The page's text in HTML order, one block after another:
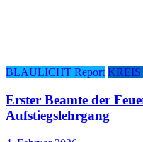
BLAULICHT Report
Ers­ter Beam­te der
Aufstiegslehrgang